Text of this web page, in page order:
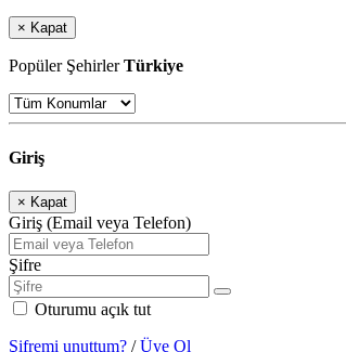
× Kapat
Popüler ŞehirlerTürkiye
Giriş
× Kapat
Giriş (Email veya Telefon)
Şifre
Oturumu açık tut
Şifremi unuttum? /Üye Ol